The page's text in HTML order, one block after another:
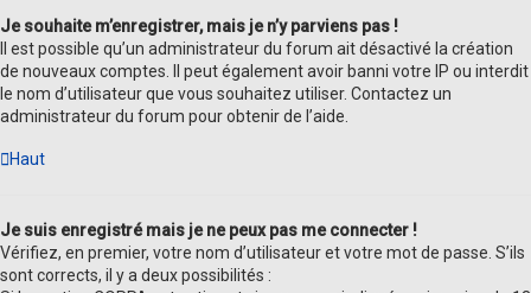
Je souhaite m’enregistrer, mais je n’y parviens pas !
Il est possible qu’un administrateur du forum ait désactivé la création
de nouveaux comptes. Il peut également avoir banni votre IP ou interdit
le nom d’utilisateur que vous souhaitez utiliser. Contactez un
administrateur du forum pour obtenir de l’aide.
Haut
Je suis enregistré mais je ne peux pas me connecter !
Vérifiez, en premier, votre nom d’utilisateur et votre mot de passe. S’ils
sont corrects, il y a deux possibilités :